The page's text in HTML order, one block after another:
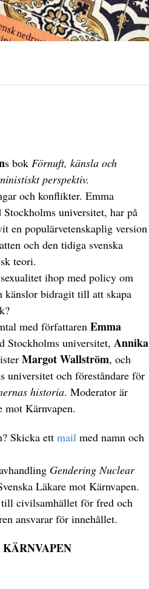
s bok Förnuft, känsla och
perspektiv.
och konflikter. Emma
Stockholms universitet, har på
en populärvetenskaplig version
och den tidiga svenska
teori.
ihop med policy om
känslor bidragit till att skapa
med författaren Emma
Stockholms universitet, Annika
Margot Wallström, och
universitet och föreståndare för
historia. Moderator är
mot Kärnvapen.
Skicka ett mail med namn och
Gendering Nuclear
Läkare mot Kärnvapen.
civilsamhället för fred och
ansvarar för innehållet.